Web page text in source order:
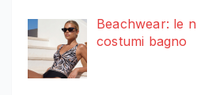
Beachwear: le
costumi bagno